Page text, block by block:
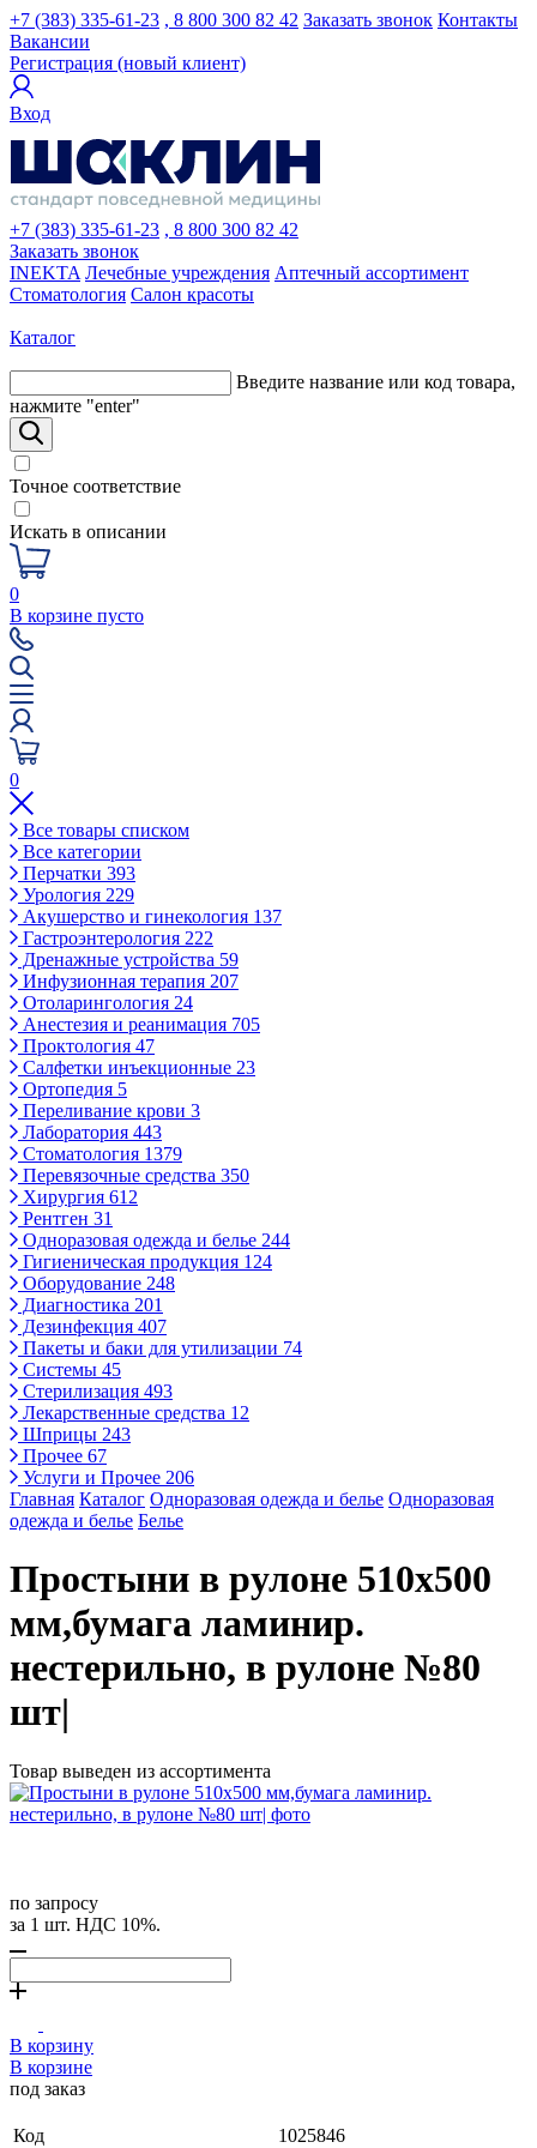
+7 (383) 335-61-23 , 8 800 300 82 42 Заказать звонок Контакты
Вакансии
Регистрация (новый клиент)
Вход
+7 (383) 335-61-23 , 8 800 300 82 42
Заказать звонок
INEKTA Лечебные учреждения Аптечный ассортимент
Стоматология Салон красоты
Каталог
Введите название или код товара,
нажмите "enter"
Точное соответствие
Искать в описании
0
В корзине пусто
0
Все товары списком
Все категории
Перчатки 393
Урология 229
Акушерство и гинекология 137
Гастроэнтерология 222
Дренажные устройства 59
Инфузионная терапия 207
Отоларингология 24
Анестезия и реанимация 705
Проктология 47
Салфетки инъекционные 23
Ортопедия 5
Переливание крови 3
Лаборатория 443
Стоматология 1379
Перевязочные средства 350
Хирургия 612
Рентген 31
Одноразовая одежда и белье 244
Гигиеническая продукция 124
Оборудование 248
Диагностика 201
Дезинфекция 407
Пакеты и баки для утилизации 74
Системы 45
Стерилизация 493
Лекарственные средства 12
Шприцы 243
Прочее 67
Услуги и Прочее 206
Главная Каталог Одноразовая одежда и белье Одноразовая
одежда и белье Белье
Простыни в рулоне 510х500
мм,бумага ламинир.
нестерильно, в рулоне №80
шт|
Товар выведен из ассортимента
по запросу
за 1 шт. НДС 10%.
В корзину
В корзине
под заказ
Код 1025846